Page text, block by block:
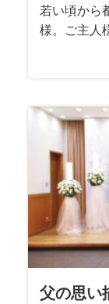
若い頃から
様。ご主人
逢いご結
落をして
す。
父の思い